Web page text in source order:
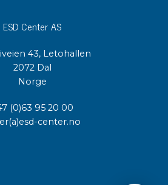
ESD Center AS
43, Letohallen
2072 Dal
Norge
(0)63 95 20 00
center.no